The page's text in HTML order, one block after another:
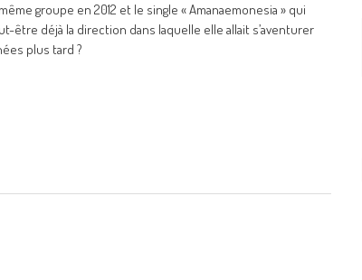
groupe en 2012 et le single « Amanaemonesia » qui
être déjà la direction dans laquelle elle allait s’aventurer
plus tard ?